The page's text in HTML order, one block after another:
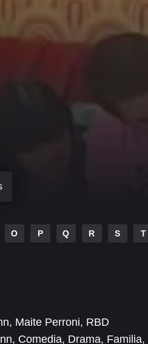
O P Q R S T
, Maite Perroni, RBD
, Comedia, Drama, Familia,